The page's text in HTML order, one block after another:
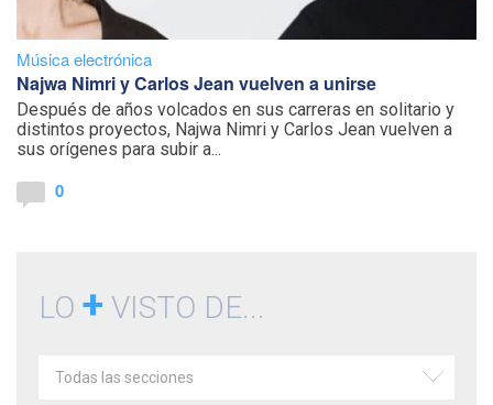
Música electrónica
Najwa Nimri y Carlos Jean vuelven a unirse
Después de años volcados en sus carreras en solitario y
distintos proyectos, Najwa Nimri y Carlos Jean vuelven a
sus orígenes para subir a...
0
LO + VISTO DE...
Todas las secciones